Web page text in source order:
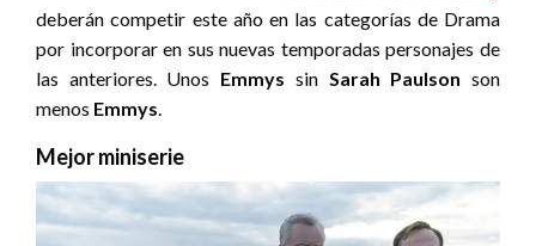
deberán competir este año en las categorías de Drama
por incorporar en sus nuevas temporadas personajes de
las anteriores. Unos Emmys sin Sarah Paulson son
menos Emmys.
Mejor miniserie